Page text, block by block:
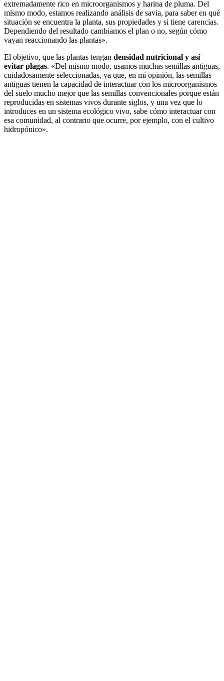
extremadamente rico en microorganismos y harina de pluma. Del
mismo modo, estamos realizando análisis de savia, para saber en qué
situación se encuentra la planta, sus propiedades y si tiene carencias.
Dependiendo del resultado cambiamos el plan o no, según cómo
vayan reaccionando las plantas».
El objetivo, que las plantas tengan densidad nutricional y así
evitar plagas. «Del mismo modo, usamos muchas semillas antiguas,
cuidadosamente seleccionadas, ya que, en mi opinión, las semillas
antiguas tienen la capacidad de interactuar con los microorganismos
del suelo mucho mejor que las semillas convencionales porque están
reproducidas en sistemas vivos durante siglos, y una vez que lo
introduces en un sistema ecológico vivo, sabe cómo interactuar con
esa comunidad, al contrario que ocurre, por ejemplo, con el cultivo
hidropónico».